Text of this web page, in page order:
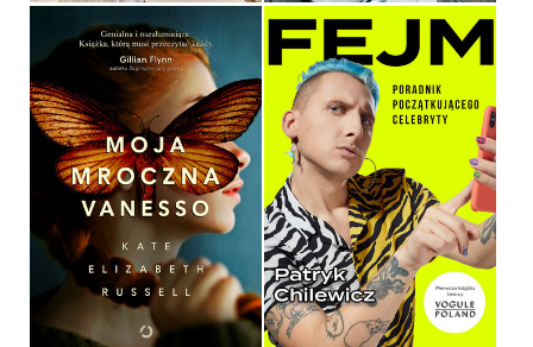
MOJA MROCZNA
VANESSO
KATE ELIZABETH RUSSELL
OPRAWA MIĘKKA ZE SKRZYDEŁKAMI
39,90 ZŁ
FEJM
PATRYK CHILEWICZ
OPRAWA MIĘKKA ZE SKRZYDEŁKAMI
39,90 ZŁ